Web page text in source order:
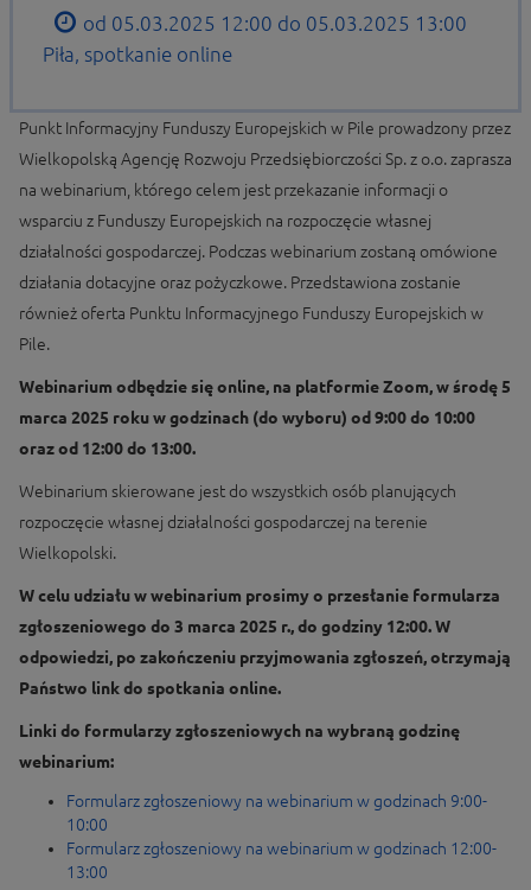
od 05.03.2025 12:00 do 05.03.2025 13:00
Piła, spotkanie online
Punkt Informacyjny Funduszy Europejskich w Pile prowadzony przez
Wielkopolską Agencję Rozwoju Przedsiębiorczości Sp. z o.o. zaprasza
na webinarium, którego celem jest przekazanie informacji o
wsparciu z Funduszy Europejskich na rozpoczęcie własnej
działalności gospodarczej. Podczas webinarium zostaną omówione
działania dotacyjne oraz pożyczkowe. Przedstawiona zostanie
również oferta Punktu Informacyjnego Funduszy Europejskich w
Pile.
Webinarium odbędzie się online, na platformie Zoom, w środę 5
marca 2025 roku w godzinach (do wyboru) od 9:00 do 10:00
oraz od 12:00 do 13:00.
Webinarium skierowane jest do wszystkich osób planujących
rozpoczęcie własnej działalności gospodarczej na terenie
Wielkopolski.
W celu udziału w webinarium prosimy o przesłanie formularza
zgłoszeniowego do 3 marca 2025 r., do godziny 12:00. W
odpowiedzi, po zakończeniu przyjmowania zgłoszeń, otrzymają
Państwo link do spotkania online.
Linki do formularzy zgłoszeniowych na wybraną godzinę
webinarium:
Formularz zgłoszeniowy na webinarium w godzinach 9:00-
10:00
Formularz zgłoszeniowy na webinarium w godzinach 12:00-
13:00